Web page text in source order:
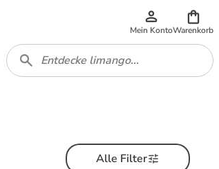
Mein KontoWarenkorb
Alle Filter